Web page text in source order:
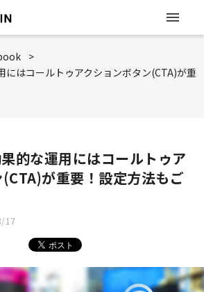
はコールトゥアクションボタン(CTA)が重
的な運用にはコールトゥア
が重要！設定方法もご
17